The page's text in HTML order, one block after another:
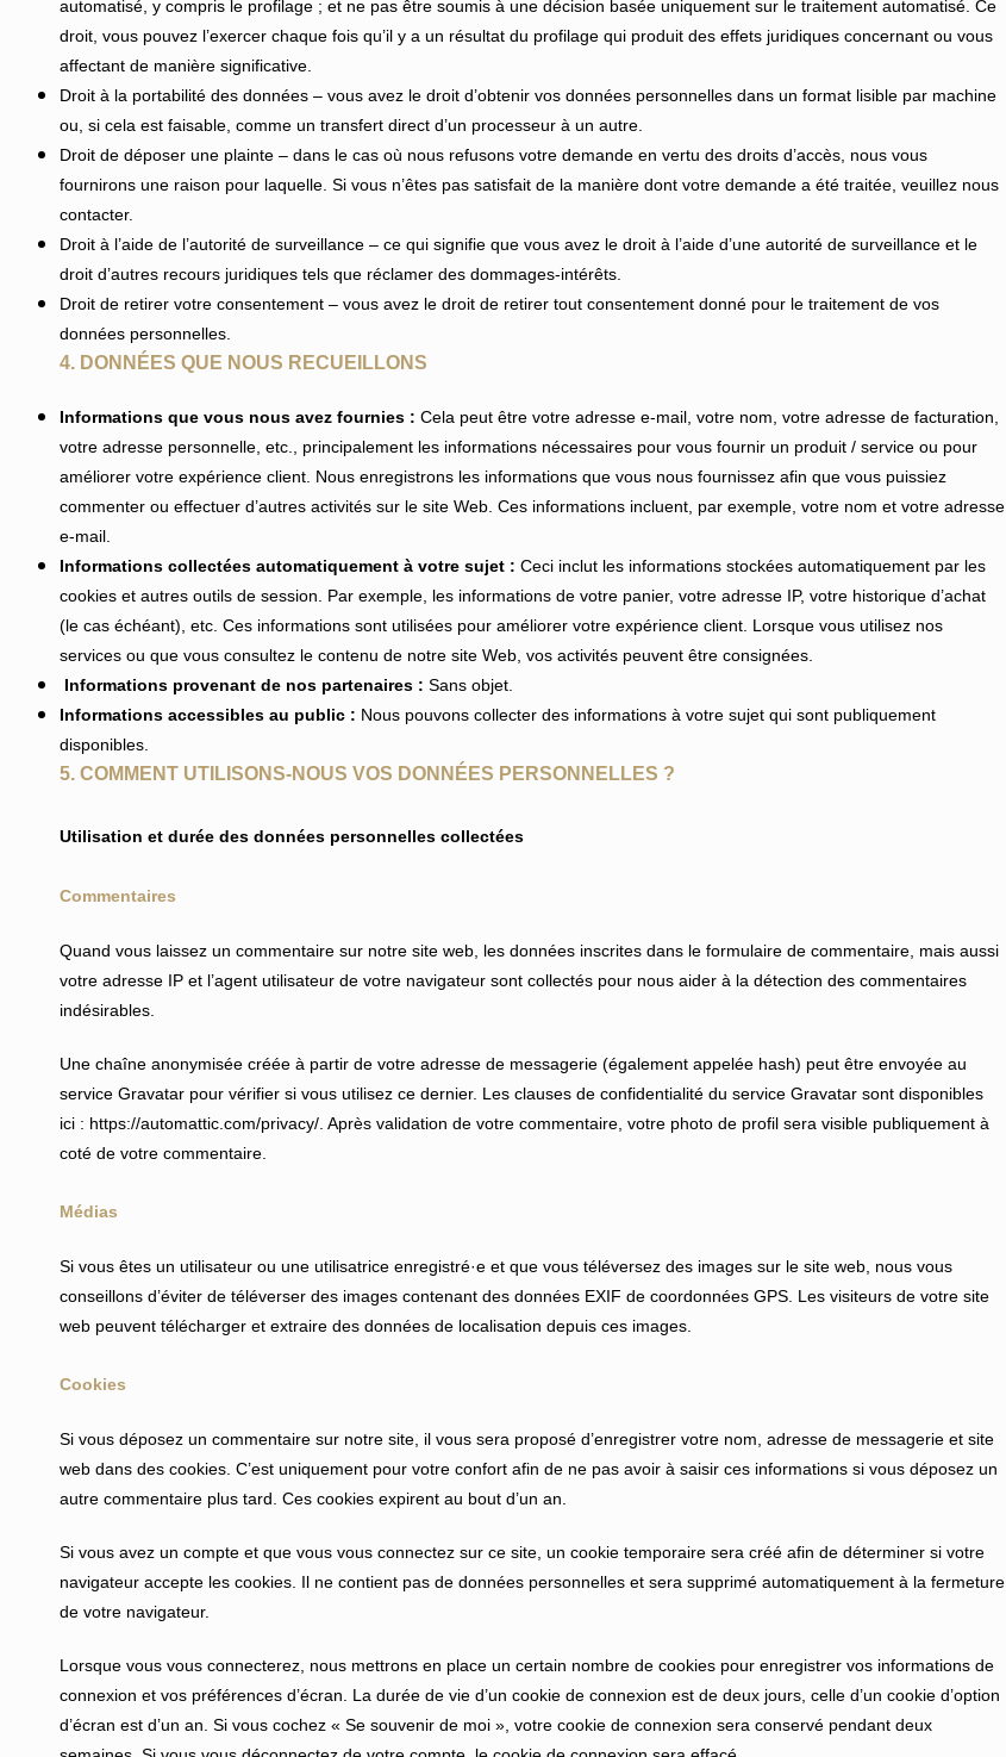
automatisé, y compris le profilage ; et ne pas être soumis à une décision basée uniquement sur le traitement automatisé. Ce
droit, vous pouvez l’exercer chaque fois qu’il y a un résultat du profilage qui produit des effets juridiques concernant ou vous
affectant de manière significative.
Droit à la portabilité des données – vous avez le droit d’obtenir vos données personnelles dans un format lisible par machine
ou, si cela est faisable, comme un transfert direct d’un processeur à un autre.
Droit de déposer une plainte – dans le cas où nous refusons votre demande en vertu des droits d’accès, nous vous
fournirons une raison pour laquelle. Si vous n’êtes pas satisfait de la manière dont votre demande a été traitée, veuillez nous
contacter.
Droit à l’aide de l’autorité de surveillance – ce qui signifie que vous avez le droit à l’aide d’une autorité de surveillance et le
droit d’autres recours juridiques tels que réclamer des dommages-intérêts.
Droit de retirer votre consentement – vous avez le droit de retirer tout consentement donné pour le traitement de vos
données personnelles.
4. DONNÉES QUE NOUS RECUEILLONS
Informations que vous nous avez fournies : Cela peut être votre adresse e-mail, votre nom, votre adresse de facturation,
votre adresse personnelle, etc., principalement les informations nécessaires pour vous fournir un produit / service ou pour
améliorer votre expérience client. Nous enregistrons les informations que vous nous fournissez afin que vous puissiez
commenter ou effectuer d’autres activités sur le site Web. Ces informations incluent, par exemple, votre nom et votre adresse
e-mail.
Informations collectées automatiquement à votre sujet : Ceci inclut les informations stockées automatiquement par les
cookies et autres outils de session. Par exemple, les informations de votre panier, votre adresse IP, votre historique d’achat
(le cas échéant), etc. Ces informations sont utilisées pour améliorer votre expérience client. Lorsque vous utilisez nos
services ou que vous consultez le contenu de notre site Web, vos activités peuvent être consignées.
Informations provenant de nos partenaires : Sans objet.
Informations accessibles au public : Nous pouvons collecter des informations à votre sujet qui sont publiquement
disponibles.
5. COMMENT UTILISONS-NOUS VOS DONNÉES PERSONNELLES ?
Utilisation et durée des données personnelles collectées
Commentaires
Quand vous laissez un commentaire sur notre site web, les données inscrites dans le formulaire de commentaire, mais aussi
votre adresse IP et l’agent utilisateur de votre navigateur sont collectés pour nous aider à la détection des commentaires
indésirables.
Une chaîne anonymisée créée à partir de votre adresse de messagerie (également appelée hash) peut être envoyée au
service Gravatar pour vérifier si vous utilisez ce dernier. Les clauses de confidentialité du service Gravatar sont disponibles
ici : https://automattic.com/privacy/. Après validation de votre commentaire, votre photo de profil sera visible publiquement à
coté de votre commentaire.
Médias
Si vous êtes un utilisateur ou une utilisatrice enregistré·e et que vous téléversez des images sur le site web, nous vous
conseillons d’éviter de téléverser des images contenant des données EXIF de coordonnées GPS. Les visiteurs de votre site
web peuvent télécharger et extraire des données de localisation depuis ces images.
Cookies
Si vous déposez un commentaire sur notre site, il vous sera proposé d’enregistrer votre nom, adresse de messagerie et site
web dans des cookies. C’est uniquement pour votre confort afin de ne pas avoir à saisir ces informations si vous déposez un
autre commentaire plus tard. Ces cookies expirent au bout d’un an.
Si vous avez un compte et que vous vous connectez sur ce site, un cookie temporaire sera créé afin de déterminer si votre
navigateur accepte les cookies. Il ne contient pas de données personnelles et sera supprimé automatiquement à la fermeture
de votre navigateur.
Lorsque vous vous connecterez, nous mettrons en place un certain nombre de cookies pour enregistrer vos informations de
connexion et vos préférences d’écran. La durée de vie d’un cookie de connexion est de deux jours, celle d’un cookie d’option
d’écran est d’un an. Si vous cochez « Se souvenir de moi », votre cookie de connexion sera conservé pendant deux